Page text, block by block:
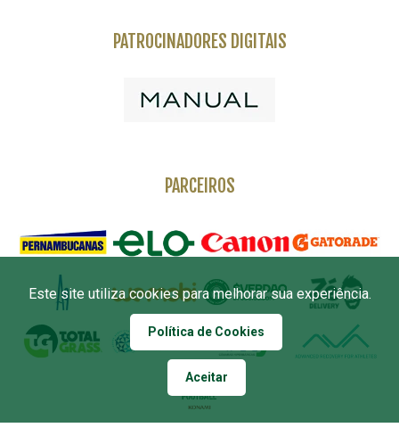
PATROCINADORES DIGITAIS
PARCEIROS
Este site utiliza cookies para melhorar sua experiência.
Política de Cookies
Aceitar